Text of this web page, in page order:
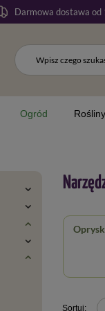
Darmowa dostawa od
Ogród Rośliny